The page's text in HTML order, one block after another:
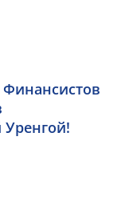
Финансистов